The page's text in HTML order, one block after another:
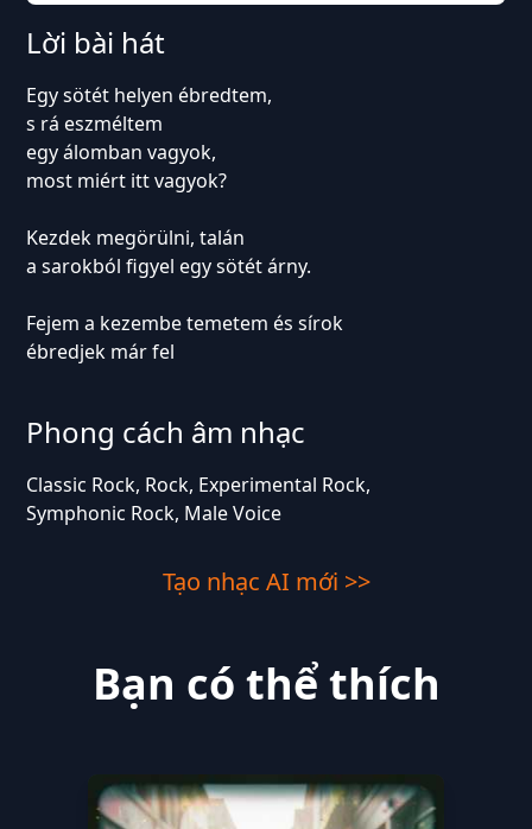
Lời bài hát
Egy sötét helyen ébredtem,
s rá eszméltem
egy álomban vagyok,
most miért itt vagyok?
Kezdek megörülni, talán
a sarokból figyel egy sötét árny.
Fejem a kezembe temetem és sírok
ébredjek már fel
Phong cách âm nhạc
Classic Rock, Rock, Experimental Rock,
Symphonic Rock, Male Voice
Tạo nhạc AI mới >>
Bạn có thể thích